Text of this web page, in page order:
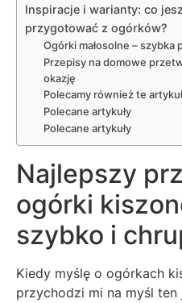
Inspiracje i warianty: co
przygotować z ogórków?
Ogórki małosolne –
Przepisy na domowe
okazję
Polecamy również te
Polecane artykuły
Polecane artykuły
Najlepszy
ogórki
szybko i
Kiedy myślę o ogórkach
przychodzi mi na myśl ten